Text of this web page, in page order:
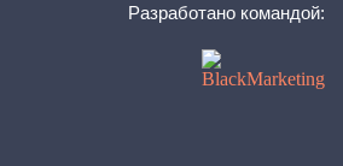
Разработано командой: